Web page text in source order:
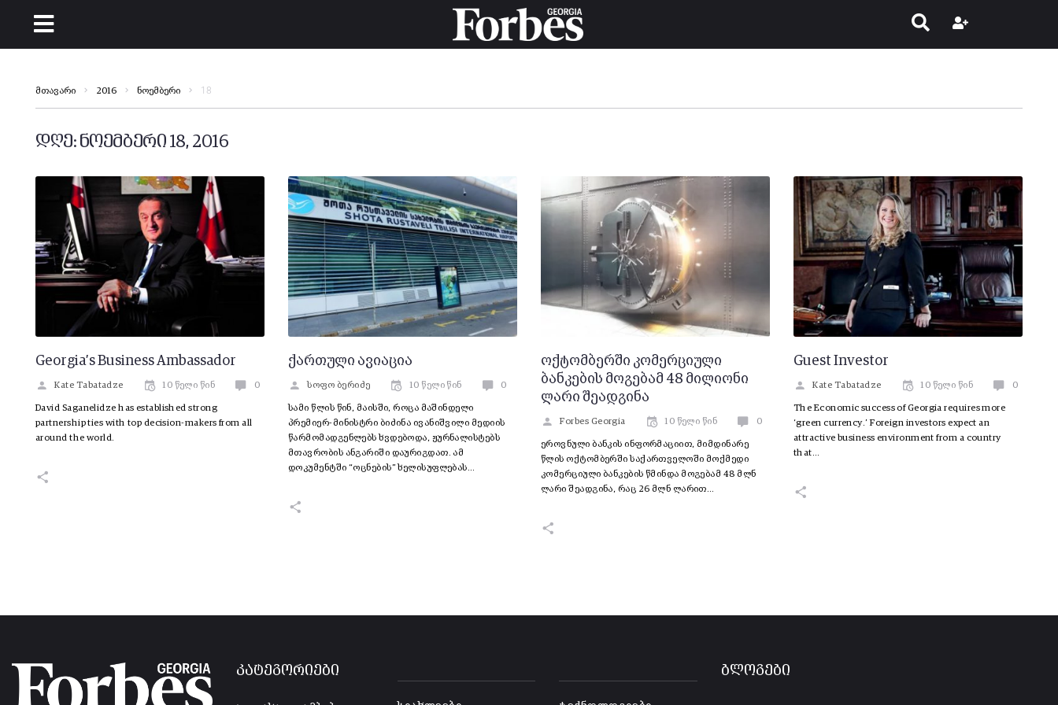
მთავარი 2016 ნოემბერი 18
დღე: ნოემბერი 18, 2016
Georgia’s Business Ambassador
Kate Tabatadze 10 წელი წინ 0
David Saganelidze has established strong
partnership ties with top decision-makers from all
around the world.
ქართული ავიაცია
სოფო ბერიძე 10 წელი წინ 0
სამი წლის წინ, მაისში, როცა მაშინდელი
პრემიერ-მინისტრი ბიძინა ივანიშვილი მედიის
წარმომადგენლებს ხვდებოდა, ჟურნალისტებს
მთავრობის ანგარიში დაურიგდათ. ამ
დოკუმენტში “ოცნების” ხელისუფლებას…
ოქტომბერში კომერციული
ბანკების მოგებამ 48 მილიონი
ლარი შეადგინა
Forbes Georgia 10 წელი წინ 0
ეროვნული ბანკის ინფორმაციით, მიმდინარე
წლის ოქტომბერში საქართველოში მოქმედი
კომერციული ბანკების წმინდა მოგებამ 48 მლნ
ლარი შეადგინა, რაც 26 მლნ ლარით…
Guest Investor
Kate Tabatadze 10 წელი წინ 0
The Economic success of Georgia requires more
‘green currency.’ Foreign investors expect an
attractive business environment from a country
that…
კატეგორიები ბლოგები